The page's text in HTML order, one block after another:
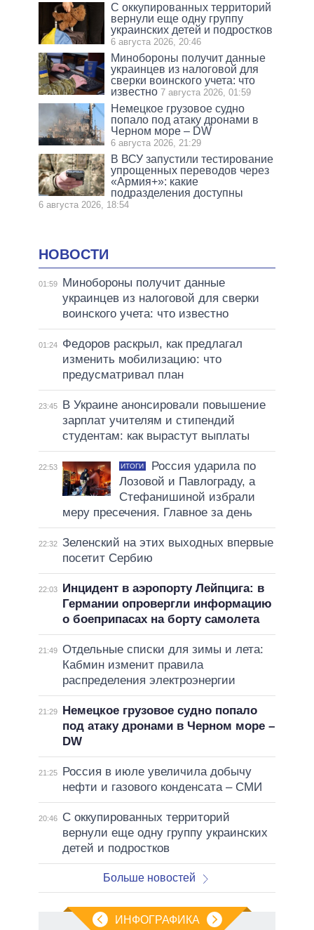
С оккупированных территорий
вернули еще одну группу
украинских детей и подростков
6 августа 2026, 20:46
Минобороны получит данные
украинцев из налоговой для
сверки воинского учета: что
известно 7 августа 2026, 01:59
Немецкое грузовое судно
попало под атаку дронами в
Черном море – DW
6 августа 2026, 21:29
В ВСУ запустили тестирование
упрощенных переводов через
«Армия+»: какие
подразделения доступны
6 августа 2026, 18:54
НОВОСТИ
01:59
Минобороны получит данные
украинцев из налоговой для сверки
воинского учета: что известно
01:24
Федоров раскрыл, как предлагал
изменить мобилизацию: что
предусматривал план
23:45
В Украине анонсировали повышение
зарплат учителям и стипендий
студентам: как вырастут выплаты
22:53 ИТОГИ
Россия ударила по
Лозовой и Павлограду, а
Стефанишиной избрали
меру пресечения. Главное за день
22:32 Зеленский на этих выходных впервые
посетит Сербию
22:03
Инцидент в аэропорту Лейпцига: в
Германии опровергли информацию
о боеприпасах на борту самолета
21:49 Отдельные списки для зимы и лета:
Кабмин изменит правила
распределения электроэнергии
21:29
Немецкое грузовое судно попало
под атаку дронами в Черном море –
DW
21:25
Россия в июле увеличила добычу
нефти и газового конденсата – СМИ
20:46
С оккупированных территорий
вернули еще одну группу украинских
детей и подростков
Больше новостей
ИНФОГРАФИКА